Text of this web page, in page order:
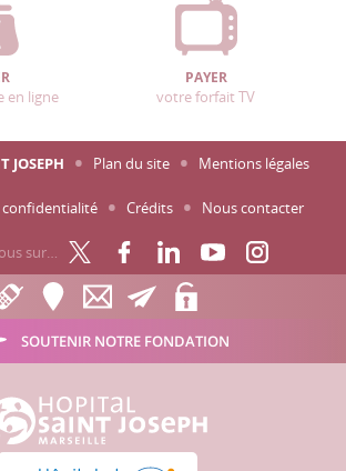
en ligne
PAYER
votre forfait TV
JOSEPH Plan du site Mentions légales
Crédits Nous contacter
sur…
SOUTENIR NOTRE FONDATION
Hôpital Saint Joseph - Marseille
Hôpital et lieu de santé sans tabac